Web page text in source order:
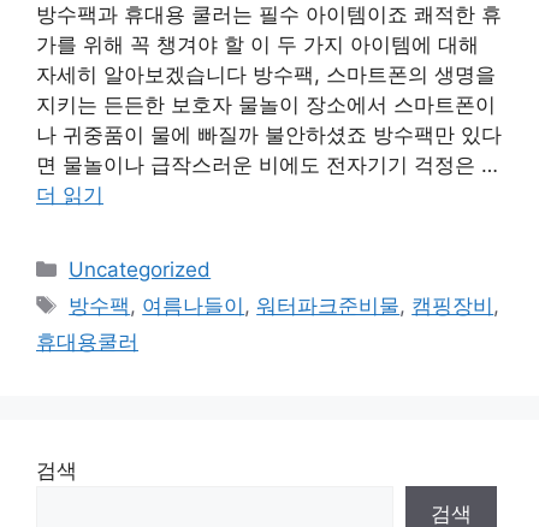
방수팩과 휴대용 쿨러는 필수 아이템이죠 쾌적한 휴
가를 위해 꼭 챙겨야 할 이 두 가지 아이템에 대해
자세히 알아보겠습니다 방수팩, 스마트폰의 생명을
지키는 든든한 보호자 물놀이 장소에서 스마트폰이
나 귀중품이 물에 빠질까 불안하셨죠 방수팩만 있다
면 물놀이나 급작스러운 비에도 전자기기 걱정은 …
더 읽기
카
테
고
리
Uncategorized
태
그
방수팩 , 여름나들이 , 워터파크준비물, 캠핑장비 ,
휴대용쿨러
검색
검색